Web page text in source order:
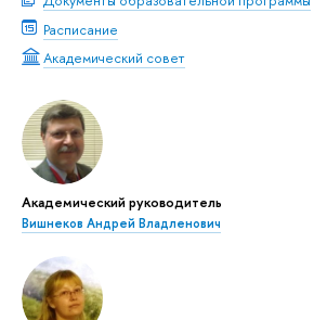
Расписание
Академический совет
Академический руководитель
Вишнеков Андрей Владленович